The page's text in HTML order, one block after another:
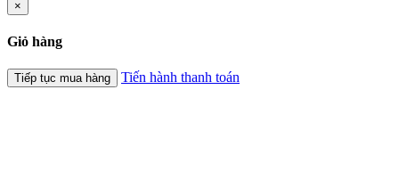
×
Giỏ hàng
Tiếp tục mua hàng Tiến hành thanh toán